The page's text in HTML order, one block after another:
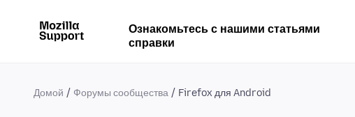
Ознакомьтесь с нашими статьями
справки
Домой Форумы сообщества Firefox для Android